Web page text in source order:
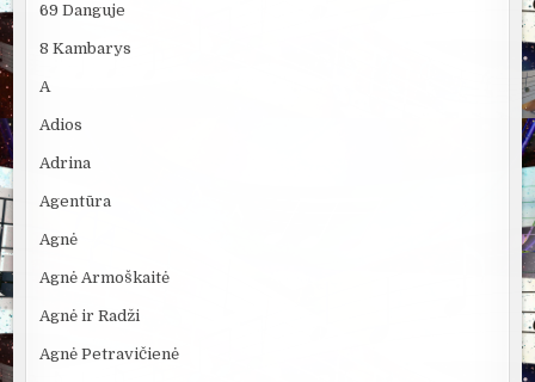
69 Danguje
8 Kambarys
A
Adios
Adrina
Agentūra
Agnė
Agnė Armoškaitė
Agnė ir Radži
Agnė Petravičienė